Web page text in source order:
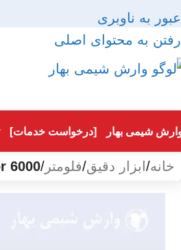
عبور به ناوبری
رفتن به محتوای اصلی
شیمی بهار [درخواست خدمات]
خانه/ ابزار دقیق/فلومتر /
6000